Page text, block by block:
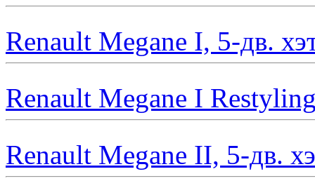
Renault Megane I, 5-дв.
Renault Megane I
Renault Megane II, 5-дв.